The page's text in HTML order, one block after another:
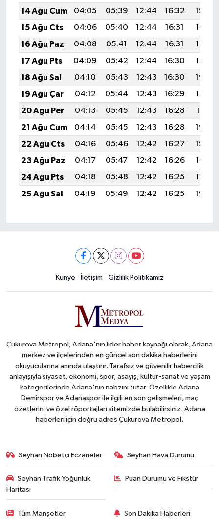
14 Ağu Cum
04:05 05:39 12:44 16:32
19:39
15 Ağu Cts
04:06 05:40 12:44 16:31
19:38
16 Ağu Paz
04:08 05:41 12:44 16:31
19:37
17 Ağu Pts
04:09 05:42 12:44 16:30
19:35
18 Ağu Sal
04:10 05:43 12:43 16:30
19:34
19 Ağu Çar
04:12 05:44 12:43 16:29
19:33
20 Ağu Per
04:13 05:45 12:43 16:28
19:31
21 Ağu Cum
04:14 05:45 12:43 16:28
19:30
22 Ağu Cts
04:16 05:46 12:42 16:27
19:29
23 Ağu Paz
04:17 05:47 12:42 16:26
19:27
24 Ağu Pts
04:18 05:48 12:42 16:25
19:26
25 Ağu Sal
04:19 05:49 12:42 16:25 19:24
Künye İletişim Gizlilik Politikamız
Çukurova Metropol, Adana'nın lider haber kaynağı olarak, Adana
merkez ve ilçelerinden en güncel son dakika haberlerini
okuyucularına anında ulaştırır. Tarafsız ve güvenilir habercilik
anlayışıyla siyaset, ekonomi, spor, asayiş, kültür-sanat ve yaşam
kategorilerinde Adana'nın nabzını tutar. Özellikle Adana
Demirspor ve Adanaspor ile ilgili en son gelişmeleri, maç
özetlerini ve özel röportajları sitemizde bulabilirsiniz. Adana
haberleri için doğru adres Çukurova Metropol.
Seyhan Nöbetçi Eczaneler Seyhan Hava Durumu
Seyhan Trafik Yoğunluk
Haritası
Puan Durumu ve Fikstür
Tüm Manşetler Son Dakika Haberleri